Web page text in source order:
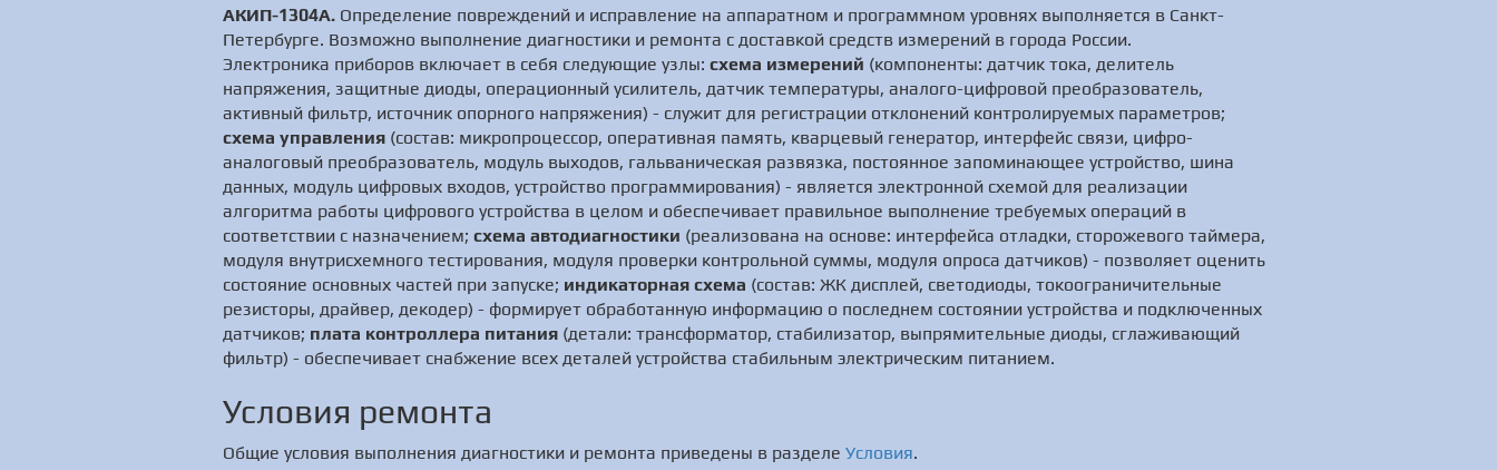
АКИП-1304А. Определение повреждений и исправление на аппаратном и программном уровнях выполняется в Санкт-
Петербурге. Возможно выполнение диагностики и ремонта с доставкой средств измерений в города России.
Электроника приборов включает в себя следующие узлы: схема измерений (компоненты: датчик тока, делитель
напряжения, защитные диоды, операционный усилитель, датчик температуры, аналого-цифровой преобразователь,
активный фильтр, источник опорного напряжения) - служит для регистрации отклонений контролируемых параметров;
схема управления (состав: микропроцессор, оперативная память, кварцевый генератор, интерфейс связи, цифро-
аналоговый преобразователь, модуль выходов, гальваническая развязка, постоянное запоминающее устройство, шина
данных, модуль цифровых входов, устройство программирования) - является электронной схемой для реализации
алгоритма работы цифрового устройства в целом и обеспечивает правильное выполнение требуемых операций в
соответствии с назначением; схема автодиагностики (реализована на основе: интерфейса отладки, сторожевого таймера,
модуля внутрисхемного тестирования, модуля проверки контрольной суммы, модуля опроса датчиков) - позволяет оценить
состояние основных частей при запуске; индикаторная схема (состав: ЖК дисплей, светодиоды, токоограничительные
резисторы, драйвер, декодер) - формирует обработанную информацию о последнем состоянии устройства и подключенных
датчиков; плата контроллера питания (детали: трансформатор, стабилизатор, выпрямительные диоды, сглаживающий
фильтр) - обеспечивает снабжение всех деталей устройства стабильным электрическим питанием.
Условия ремонта
Общие условия выполнения диагностики и ремонта приведены в разделе Условия.